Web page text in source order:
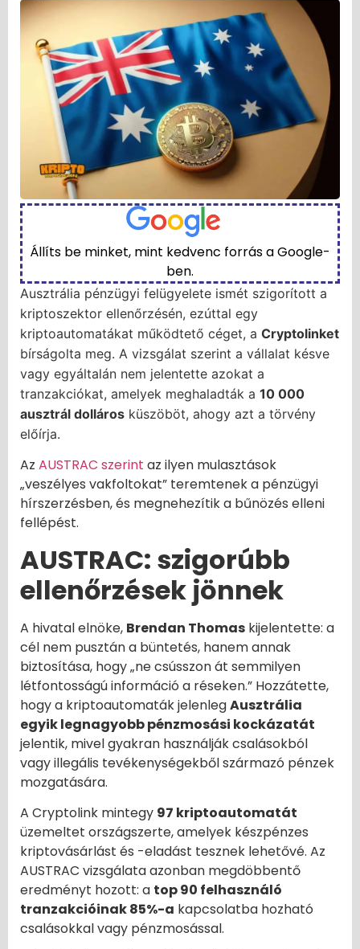
Állíts be minket, mint kedvenc forrás a Google-
ben.
Ausztrália pénzügyi felügyelete ismét szigorított a
kriptoszektor ellenőrzésén, ezúttal egy
kriptoautomatákat működtető céget, a Cryptolinket
bírságolta meg. A vizsgálat szerint a vállalat késve
vagy egyáltalán nem jelentette azokat a
tranzakciókat, amelyek meghaladták a 10 000
ausztrál dolláros küszöböt, ahogy azt a törvény
előírja.
Az AUSTRAC szerint az ilyen mulasztások
„veszélyes vakfoltokat” teremtenek a pénzügyi
hírszerzésben, és megnehezítik a bűnözés elleni
fellépést.
AUSTRAC: szigorúbb
ellenőrzések jönnek
A hivatal elnöke, Brendan Thomas kijelentette: a
cél nem pusztán a büntetés, hanem annak
biztosítása, hogy „ne csússzon át semmilyen
létfontosságú információ a réseken.” Hozzátette,
hogy a kriptoautomaták jelenlegAusztrália
egyik legnagyobb pénzmosási kockázatát
jelentik, mivel gyakran használják csalásokból
vagy illegális tevékenységekből származó pénzek
mozgatására.
A Cryptolink mintegy 97 kriptoautomatát
üzemeltet országszerte, amelyek készpénzes
kriptovásárlást és -eladást tesznek lehetővé. Az
AUSTRAC vizsgálata azonban megdöbbentő
eredményt hozott: a top 90 felhasználó
tranzakcióinak 85%-a kapcsolatba hozható
csalásokkal vagy pénzmosással.